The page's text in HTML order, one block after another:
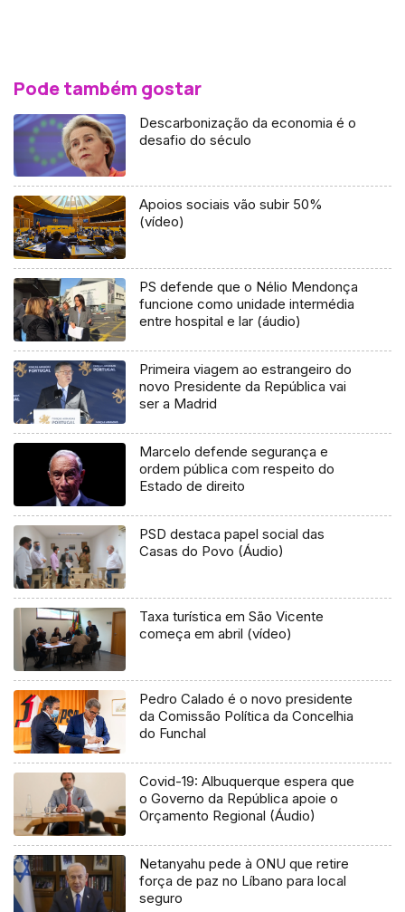
Pode também gostar
Descarbonização da economia é o
desafio do século
Apoios sociais vão subir 50%
(vídeo)
PS defende que o Nélio Mendonça
funcione como unidade intermédia
entre hospital e lar (áudio)
Primeira viagem ao estrangeiro do
novo Presidente da República vai
ser a Madrid
Marcelo defende segurança e
ordem pública com respeito do
Estado de direito
PSD destaca papel social das
Casas do Povo (Áudio)
Taxa turística em São Vicente
começa em abril (vídeo)
Pedro Calado é o novo presidente
da Comissão Política da Concelhia
do Funchal
Covid-19: Albuquerque espera que
o Governo da República apoie o
Orçamento Regional (Áudio)
Netanyahu pede à ONU que retire
força de paz no Líbano para local
seguro